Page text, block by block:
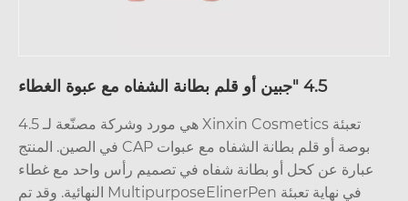
تعبئة Xinxin Cosmetics هي مورد وشركة مصنّعة لـ 4.5
بوصة أو قلم بطانة الشفاه مع عبوات CAP في الصين. المنتج
عبارة عن كحل أو بطانة شفاه في تصميم رأس واحد مع غطاء
في نهاية تعبئة MultipurposeElinerPen النهائية. وقد تم